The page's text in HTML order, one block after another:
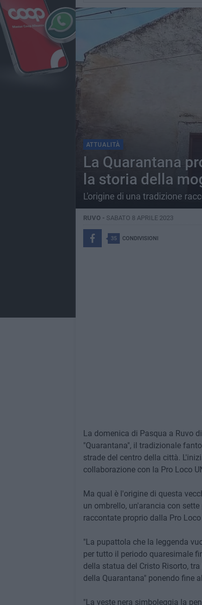
ATTUALITÀ
La Quarantana
la storia della
L'origine di una tradizione
RUVO - SABATO 8 APRILE 2023
35 CONDIVISIONI
La domenica di Pasqua a Ruvo
"Quarantana", il tradizionale
strade del centro della città.
collaborazione con la Pro Loco
Ma qual è l'origine di questa
un ombrello, un'arancia con
raccontate proprio dalla Pro
"La pupattola che la leggenda
per tutto il periodo quaresimale
della statua del Cristo Risorto,
della Quarantana" ponendo fine
"La veste nera simboleggia la